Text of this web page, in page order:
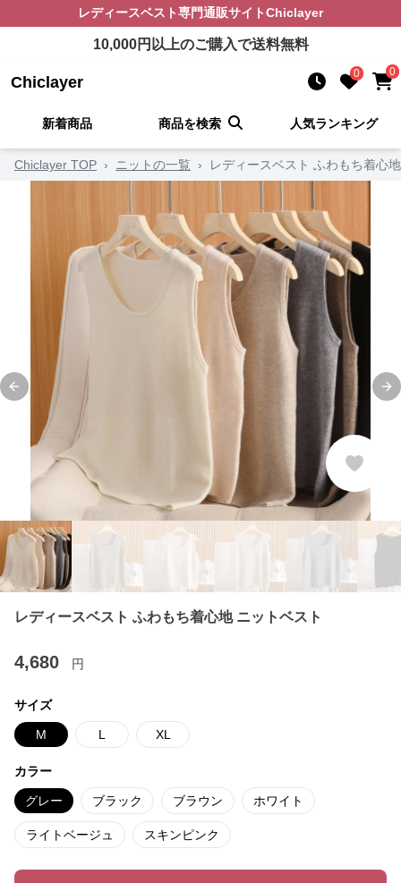
レディースベスト専門通販サイトChiclayer
10,000円以上のご購入で送料無料
Chiclayer 0 0
新着商品 商品を検索 人気ランキング
Chiclayer TOP › ニットの一覧 › レディースベスト ふわもち着心
Previous slide
レディースベスト ふわもち着心地 ニットベスト
4,680 円
サイズ
M L XL
カラー
グレー ブラック ブラウン ホワイト
ライトベージュ スキンピンク